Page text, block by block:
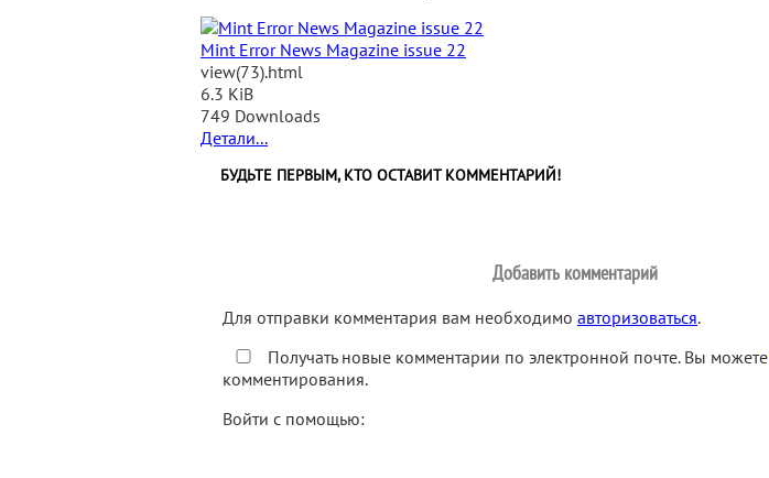
Mint Error News Magazine issue 22
view(73).html
6.3 KiB
749 Downloads
Детали...
БУДЬТЕ ПЕРВЫМ, КТО ОСТАВИТ КОММЕНТАРИЙ!
Добавить комментарий
Для отправки комментария вам необходимо авторизоваться.
Получать новые комментарии по электронной почте. Вы можете
комментирования.
Войти с помощью: